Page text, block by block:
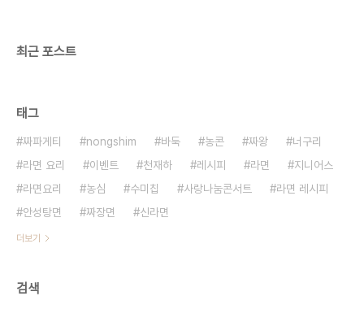
최근 포스트
태그
짜파게티 nongshim 바둑 농콘 짜왕
너구리
라면 요리
이벤트 천재하 레시피 라면
지니어스
라면요리
농심 수미칩 사랑나눔콘서트
라면 레시피
안성탕면
짜장면 신라면
더보기
검색